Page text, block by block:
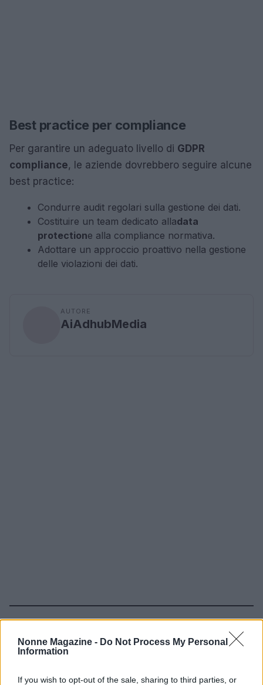
Nonne Magazine - Do Not Process My Personal
Information
If you wish to opt-out of the sale, sharing to third parties, or
Best practice per compliance
Per garantire un adeguato livello di GDPR
compliance, le aziende dovrebbero seguire alcune
best practice:
Condurre audit regolari sulla gestione dei dati.
Costituire un team dedicato alladata
protectione alla compliance normativa.
Adottare un approccio proattivo nella gestione
delle violazioni dei dati.
AUTORE
AiAdhubMedia